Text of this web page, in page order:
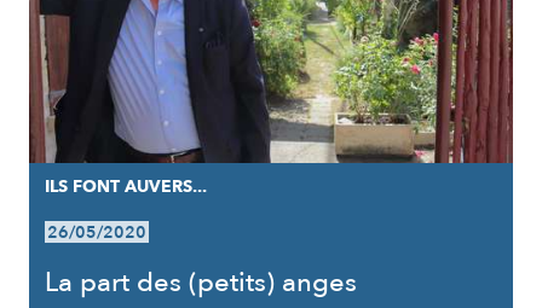
ILS FONT AUVERS...
26/05/2020
La part des (petits) anges